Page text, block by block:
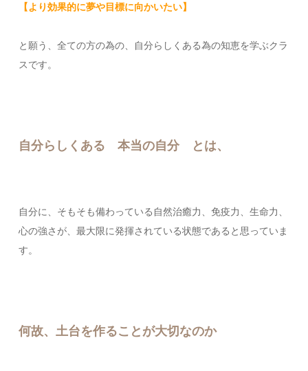
【より効果的に夢や目標に向かいたい】
と願う、全ての方の為の、自分らしくある為の知恵を学ぶクラ
スです。
自分らしくある 本当の自分 とは、
自分に、そもそも備わっている自然治癒力、免疫力、生命力、
心の強さが、最大限に発揮されている状態であると思っていま
す。
何故、土台を作ることが大切なのか